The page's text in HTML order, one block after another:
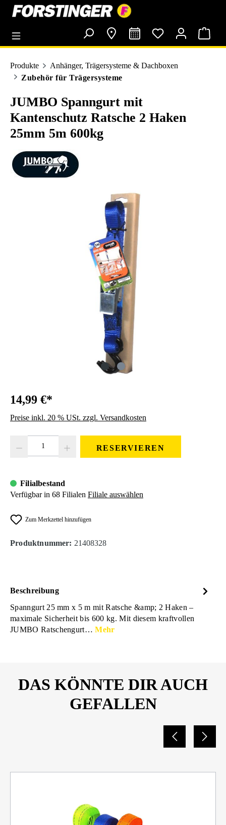
springen
Produkte
Anhänger, Trägersysteme & Dachboxen
Zubehör für Trägersysteme
JUMBO Spanngurt mit
Kantenschutz Ratsche 2 Haken
25mm 5m 600kg
14,99 €*
Preise inkl. 20 % USt. zzgl. Versandkosten
RESERVIEREN
Filialbestand
Verfügbar in 68 Filialen Filiale auswählen
Zum Merkzettel hinzufügen
Produktnummer: 21408328
Beschreibung
Spanngurt 25 mm x 5 m mit Ratsche &amp; 2 Haken –
maximale Sicherheit bis 600 kg. Mit diesem kraftvollen
JUMBO Ratschengurt…Mehr
DAS KÖNNTE DIR AUCH
GEFALLEN